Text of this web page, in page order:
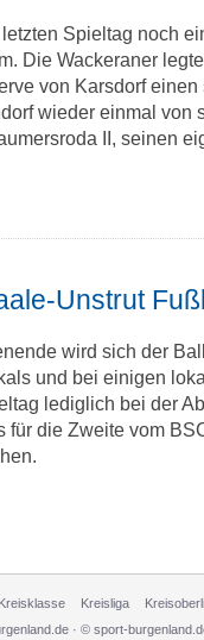
Spieltag noch
Die Wackeraner
von Karsdorf
wieder einmal von
II, seinen
Unstrut
wird sich der
und bei einigen
lediglich bei der
für die Zweite vom
Kreisklasse Kreisliga
· © sport-